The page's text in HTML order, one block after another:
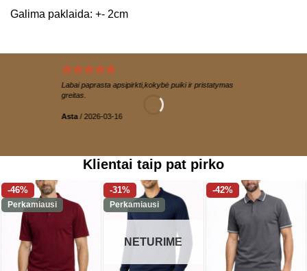
Galima paklaida: +- 2cm
Labai paprasta apsipirkti,kokybė puiki ir pristatymas
greitas.
Asta / 2026-03-16
Klientai taip pat pirko
-46%
Perkamiausi
-31%
Perkamiausi
NETURIME
-42%